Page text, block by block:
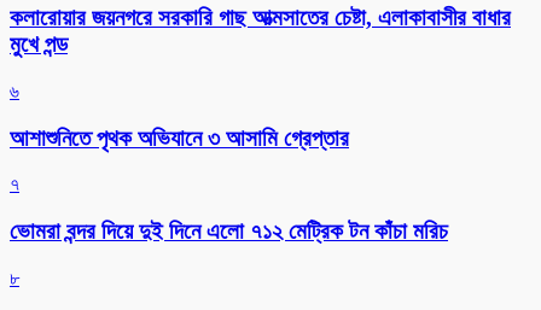
কলারোয়ার জয়নগরে সরকারি গাছ আত্মসাতের চেষ্টা, এলাকাবাসীর বাধার
মুখে পন্ড
৬
আশাশুনিতে পৃথক অভিযানে ৩ আসামি গ্রেপ্তার
৭
ভোমরা বন্দর দিয়ে দুই দিনে এলো ৭১২ মেট্রিক টন কাঁচা মরিচ
৮